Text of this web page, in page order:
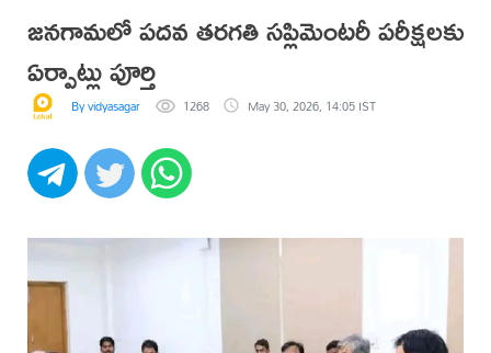
జనగామలో పదవ తరగతి సప్లిమెంటరీ పరీక్షలకు
ఏర్పాట్లు పూర్తి
By vidyasagar 1268 May 30, 2026, 14:05 IST